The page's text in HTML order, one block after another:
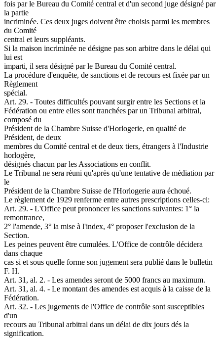
fois par le Bureau du Comité central et d'un second juge désigné par
la partie
incriminée. Ces deux juges doivent être choisis parmi les membres
du Comité
central et leurs suppléants.
Si la maison incriminée ne désigne pas son arbitre dans le délai qui
lui est
imparti, il sera désigné par le Bureau du Comité central.
La procédure d'enquête, de sanctions et de recours est fixée par un
Règlement
spécial.
Art. 29. - Toutes difficultés pouvant surgir entre les Sections et la
Fédération ou entre elles sont tranchées par un Tribunal arbitral,
composé du
Président de la Chambre Suisse d'Horlogerie, en qualité de
Président, de deux
membres du Comité central et de deux tiers, étrangers à l'Industrie
horlogère,
désignés chacun par les Associations en conflit.
Le Tribunal ne sera réuni qu'après qu'une tentative de médiation par
le
Président de la Chambre Suisse de l'Horlogerie aura échoué.
Le règlement de 1929 renferme entre autres prescriptions celles-ci:
Art. 29. - L'Office peut prononcer les sanctions suivantes: 1° la
remontrance,
2° l'amende, 3° la mise à l'index, 4° proposer l'exclusion de la
Section.
Les peines peuvent être cumulées. L'Office de contrôle décidera
dans chaque
cas si et sous quelle forme son jugement sera publié dans le bulletin
F. H.
Art. 31, al. 2. - Les amendes seront de 5000 francs au maximum.
Art. 31, al. 4. - Le montant des amendes est acquis à la caisse de la
Fédération.
Art. 32. - Les jugements de l'Office de contrôle sont susceptibles
d'un
recours au Tribunal arbitral dans un délai de dix jours dés la
signification.